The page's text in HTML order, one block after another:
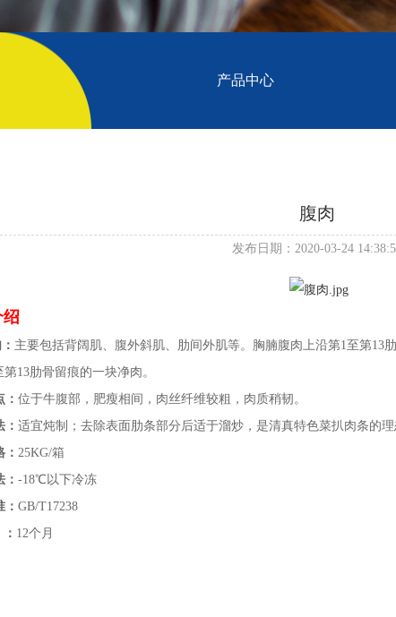
产品中心
腹肉
发布日期：2020-03-24
绍
主要包括背阔肌、腹外斜肌、肋间外肌等。胸腩腹肉上沿第1至
13肋骨留痕的一块净肉。
：位于牛腹部，肥瘦相间，肉丝纤维较粗，肉质稍韧。
：适宜炖制；去除表面肋条部分后适于溜炒，是清真特色菜扒肉条的理
25KG/箱
：-18℃以下冷冻
：GB/T17238
12个月